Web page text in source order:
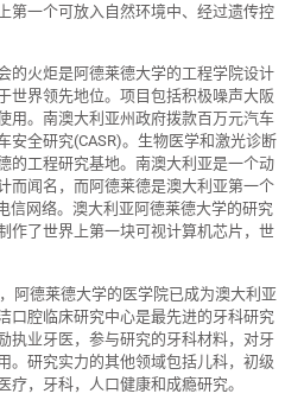
第一个可放入自然环境中、经过遗传控
的火炬是阿德莱德大学的工程学院设计
世界领先地位。项目包括积极噪声大阪
用。南澳大利亚州政府拨款百万元汽车
安全研究(CASR)。生物医学和激光诊断
的工程研究基地。南澳大利亚是一个动
而闻名，而阿德莱德是澳大利亚第一个
信网络。澳大利亚阿德莱德大学的研究
作了世界上第一块可视计算机芯片，世
阿德莱德大学的医学院已成为澳大利亚
口腔临床研究中心是最先进的牙科研究
执业牙医，参与研究的牙科材料，对牙
。研究实力的其他领域包括儿科，初级
疗，牙科，人口健康和成瘾研究。